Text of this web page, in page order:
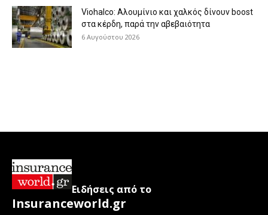
Viohalco: Aλουμίνιο και χαλκός δίνουν boost
στα κέρδη, παρά την αβεβαιότητα
6 Αυγούστου 2026
Ειδήσεις από το
Insuranceworld.gr